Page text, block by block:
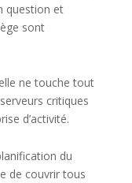
question et
sont
ne touche tout
critiques
d’activité.
du
de couvrir tous